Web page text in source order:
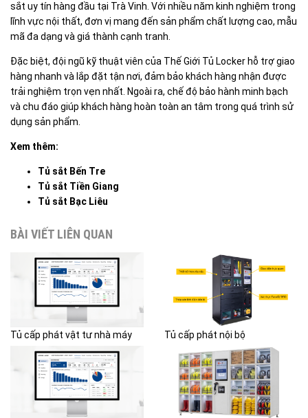
sắt uy tín hàng đầu tại Trà Vinh. Với nhiều năm kinh nghiệm trong
lĩnh vực nội thất, đơn vị mang đến sản phẩm chất lượng cao, mẫu
mã đa dạng và giá thành cạnh tranh.
Đặc biệt, đội ngũ kỹ thuật viên của Thế Giới Tủ Locker hỗ trợ giao
hàng nhanh và lắp đặt tận nơi, đảm bảo khách hàng nhận được
trải nghiệm trọn vẹn nhất. Ngoài ra, chế độ bảo hành minh bạch
và chu đáo giúp khách hàng hoàn toàn an tâm trong quá trình sử
dụng sản phẩm.
Xem thêm:
Tủ sắt Bến Tre
Tủ sắt Tiền Giang
Tủ sắt Bạc Liêu
BÀI VIẾT LIÊN QUAN
Tủ cấp phát vật tư nhà máy Tủ cấp phát nội bộ